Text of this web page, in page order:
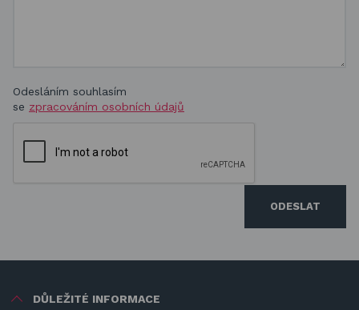
Odesláním souhlasím
se zpracováním osobních údajů
ODESLAT
DŮLEŽITÉ INFORMACE